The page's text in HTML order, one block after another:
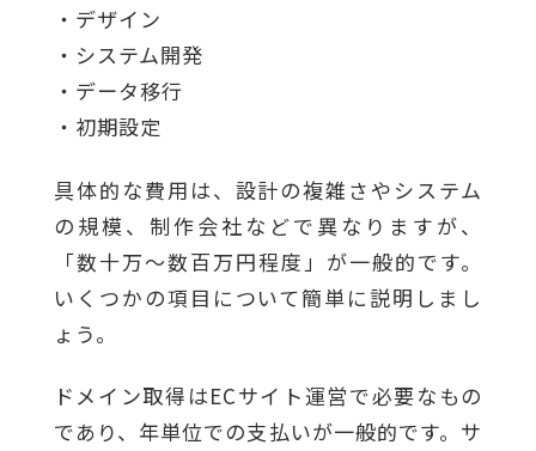
・デザイン
・システム開発
・データ移行
・初期設定
具体的な費用は、設計の複雑さやシステム
の規模、制作会社などで異なりますが、
「数十万〜数百万円程度」が一般的です。
いくつかの項目について簡単に説明しまし
ょう。
ドメイン取得はECサイト運営で必要なもの
であり、年単位での支払いが一般的です。サ